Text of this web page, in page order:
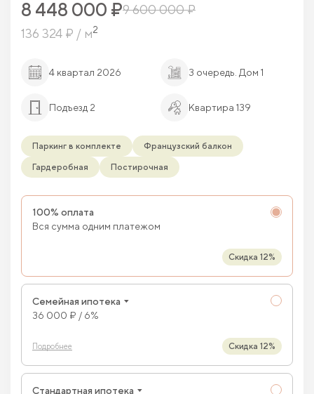
8 448 000 ₽9 600 000 ₽
136 324 ₽ / м2
4 квартал 2026 3 очередь. Дом 1
Подъезд 2 Квартира 139
Паркинг в комплекте Французский балкон
Гардеробная Постирочная
100% оплата
Вся сумма одним платежом
Скидка 12%
Семейная ипотека
36 000 ₽ / 6%
Подробнее Скидка 12%
Стандартная ипотека